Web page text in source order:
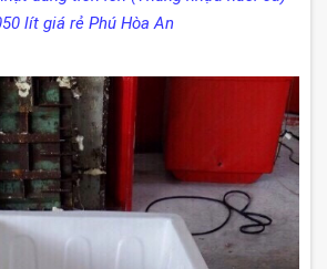
lít giá rẻ Phú Hòa An